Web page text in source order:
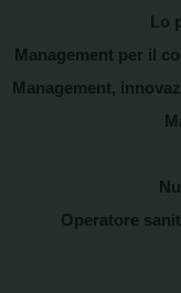
Lo
Management per il
Management,
Operatore